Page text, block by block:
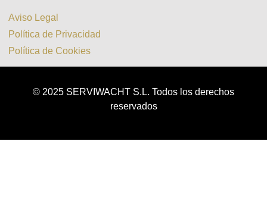
Aviso Legal
Política de Privacidad
Política de Cookies
© 2025 SERVIWACHT S.L. Todos los derechos
reservados